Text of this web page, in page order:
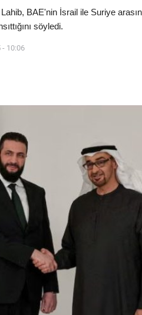
BAE'nin İsrail ile Suriye
söyledi.
- 10:06